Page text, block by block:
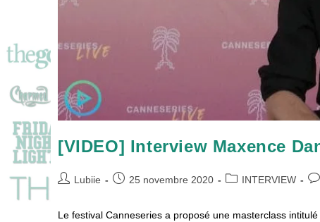
[VIDEO] Interview Maxence
Auteur/autrice
Lubiie
Publication
25 novembre 2020
PostINTERVIEW
Le festival Canneseries a proposé une masterclass